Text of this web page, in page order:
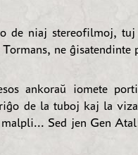
de niaj stereofilmoj,
ne ĝisatendinte
ankoraŭ iomete
de la tuboj kaj la
Sed jen Gen